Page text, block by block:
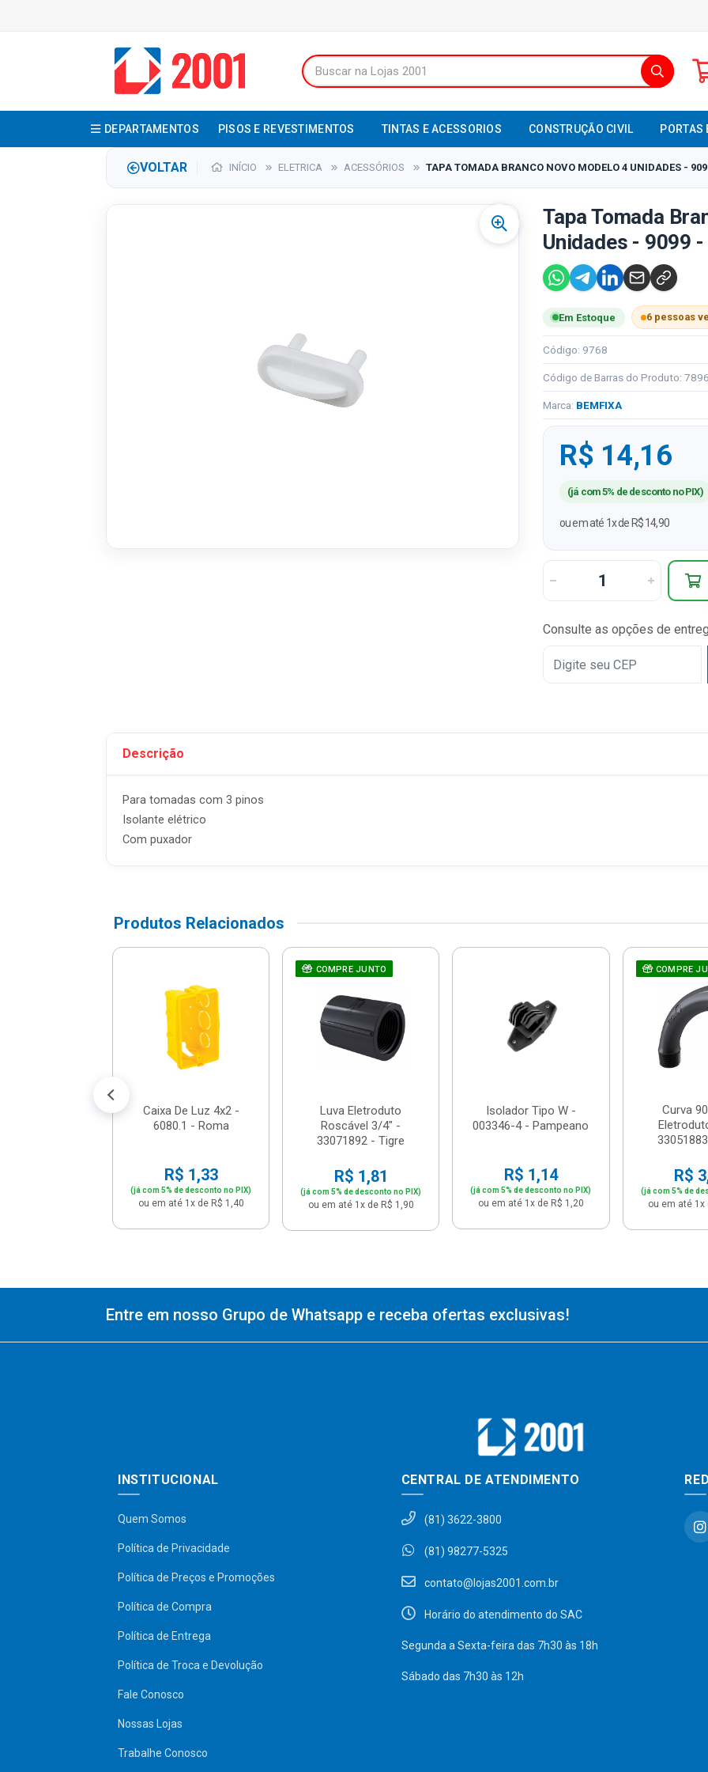
DEPARTAMENTOS PISOS E REVESTIMENTOS TINTAS E ACESSORIOS CONSTRUÇÃO CIVIL PORTAS
VOLTAR INÍCIO ELETRICA ACESSÓRIOS TAPA TOMADA BRANCO NOVO MODELO 4 UNIDADES -
Tapa Tomada
Unidades - 9099
Em Estoque 6 pessoas
Código: 9768
Código de Barras do Produto:
Marca: BEMFIXA
R$ 14,16
(já com 5% de desconto no PIX)
ou em até 1x de R$ 14,90
Consulte as opções de
Descrição
Para tomadas com 3 pinos
Isolante elétrico
Com puxador
Produtos Relacionados
Caixa De Luz 4x2 -
6080.1 - Roma
R$ 1,33
(já com 5% de desconto no PIX)
ou em até 1x de R$ 1,40
COMPRE JUNTO
Luva Eletroduto
Roscável 3/4" -
33071892 - Tigre
R$ 1,81
(já com 5% de desconto no PIX)
ou em até 1x de R$ 1,90
Isolador Tipo W -
003346-4 - Pampeano
R$ 1,14
(já com 5% de desconto no PIX)
ou em até 1x de R$ 1,20
COMPRE
Curva
R$
(já com 5% de
ou em até 1x
Entre em nosso Grupo de Whatsapp e receba ofertas exclusivas!
INSTITUCIONAL
Quem Somos
Política de Privacidade
Política de Preços e Promoções
Política de Compra
Política de Entrega
Política de Troca e Devolução
Fale Conosco
Nossas Lojas
Trabalhe Conosco
CENTRAL DE ATENDIMENTO
(81) 3622-3800
(81) 98277-5325
contato@lojas2001.com.br
Horário do atendimento do SAC
Segunda a Sexta-feira das 7h30 às 18h
Sábado das 7h30 às 12h